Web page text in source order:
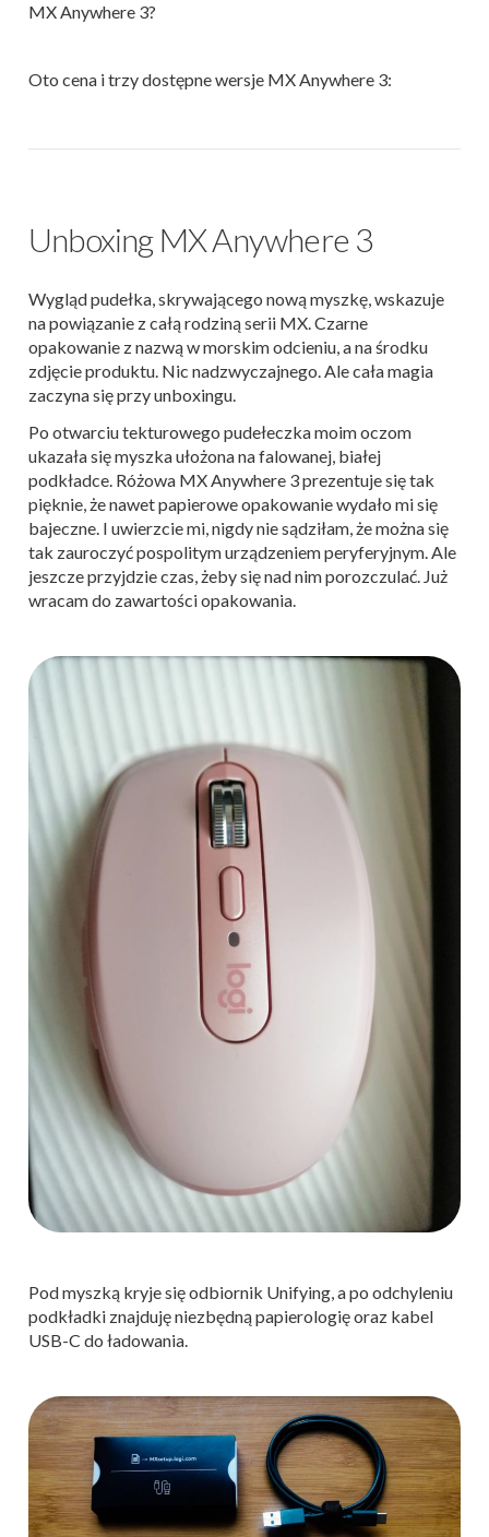
MX Anywhere 3?
Oto cena i trzy dostępne wersje MX Anywhere 3:
Unboxing MX Anywhere 3
Wygląd pudełka, skrywającego nową myszkę, wskazuje
na powiązanie z całą rodziną serii MX. Czarne
opakowanie z nazwą w morskim odcieniu, a na środku
zdjęcie produktu. Nic nadzwyczajnego. Ale cała magia
zaczyna się przy unboxingu.
Po otwarciu tekturowego pudełeczka moim oczom
ukazała się myszka ułożona na falowanej, białej
podkładce. Różowa MX Anywhere 3 prezentuje się tak
pięknie, że nawet papierowe opakowanie wydało mi się
bajeczne. I uwierzcie mi, nigdy nie sądziłam, że można się
tak zauroczyć pospolitym urządzeniem peryferyjnym. Ale
jeszcze przyjdzie czas, żeby się nad nim porozczulać. Już
wracam do zawartości opakowania.
Pod myszką kryje się odbiornik Unifying, a po odchyleniu
podkładki znajduję niezbędną papierologię oraz kabel
USB-C do ładowania.